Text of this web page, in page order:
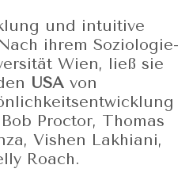
und intuitive
ihrem Soziologie-
Wien, ließ sie
USA von
Proctor, Thomas
Vishen Lakhiani,
Roach.